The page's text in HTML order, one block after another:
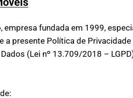
fundada em 1999,
presente Política de
(Lei nº 13.709/2018 –